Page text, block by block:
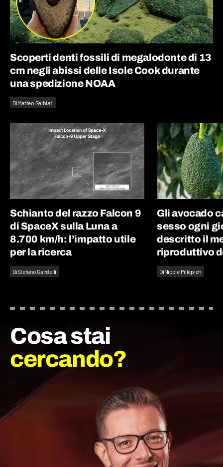
Scoperti denti fossili di megalodonte di 13
cm negli abissi delle Isole Cook durante
una spedizione NOAA
DiMatteo Galbiati
Schianto del razzo Falcon 9
di SpaceX sulla Luna a
8.700 km/h: l’impatto utile
per la ricerca
DiStefano Gandelli
Gli avocado
sesso ogni
descritto il
riproduttivo
DiNicole Pillepich
Cosa stai
cercando?